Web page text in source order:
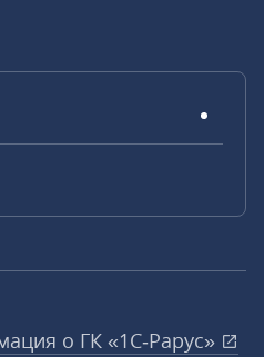
о ГК «1С‑Рарус»